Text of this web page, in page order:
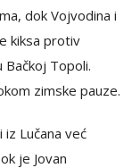
dok Vojvodina i
kiksa protiv
Bačkoj Topoli.
zimske pauze.
Lučana već
je Jovan